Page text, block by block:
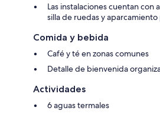
Las instalaciones cuentan con
silla de ruedas y
Comida y bebida
Café y té en zonas comunes
Detalle de bienvenida
Actividades
6 aguas termales